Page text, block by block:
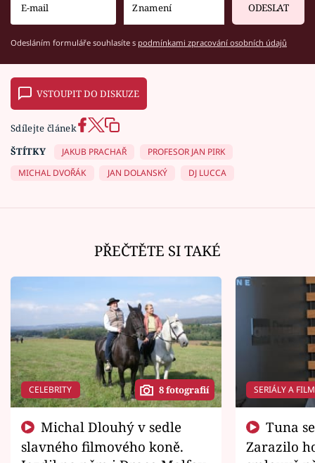
ODESLAT
Odesláním formuláře souhlasíte s podmínkami zpracování osobních údajů
VSTOUPIT DO DISKUZE
Sdílejte článek
ŠTÍTKY
JAKUB PRACHAŘ
PROFESOR JAN PIRK
MICHAL DVOŘÁK
JAN DOLANSKÝ DJ LUCCA
PŘEČTĚTE SI TAKÉ
CELEBRITY 8 fotografií
slavného filmového koně.
SERIÁLY A
Zarazilo